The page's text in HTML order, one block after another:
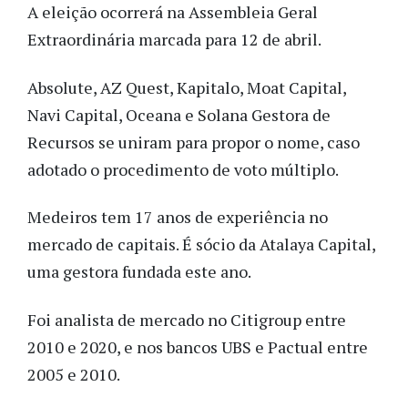
A eleição ocorrerá na Assembleia Geral
Extraordinária marcada para 12 de abril.
Absolute, AZ Quest, Kapitalo, Moat Capital,
Navi Capital, Oceana e Solana Gestora de
Recursos se uniram para propor o nome, caso
adotado o procedimento de voto múltiplo.
Medeiros tem 17 anos de experiência no
mercado de capitais. É sócio da Atalaya Capital,
uma gestora fundada este ano.
Foi analista de mercado no Citigroup entre
2010 e 2020, e nos bancos UBS e Pactual entre
2005 e 2010.